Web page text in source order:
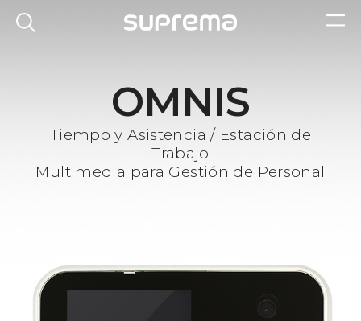
OMNIS
Tiempo y Asistencia / Estación de
Trabajo
Multimedia para Gestión de Personal